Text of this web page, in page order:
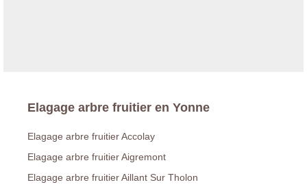
Elagage arbre fruitier en Yonne
Elagage arbre fruitier Accolay
Elagage arbre fruitier Aigremont
Elagage arbre fruitier Aillant Sur Tholon